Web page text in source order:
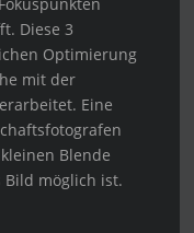
Diese 3
Optimierung
mit der
Eine
Blende
möglich ist.